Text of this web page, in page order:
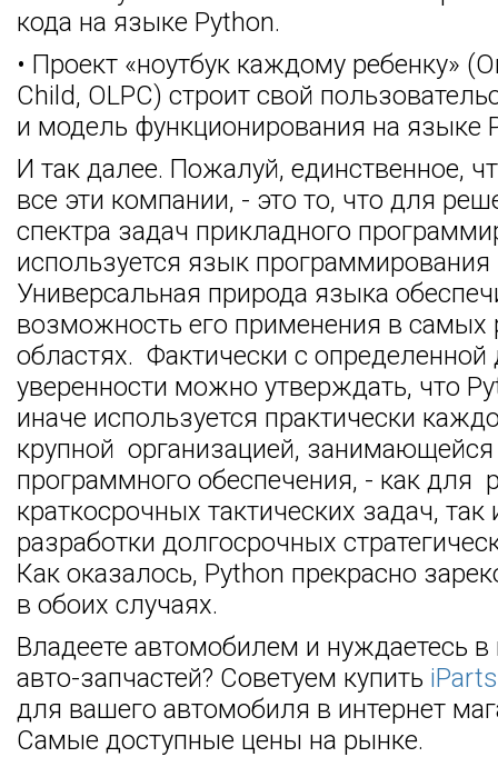
кода на языке Python.
• Проект «ноутбук каждому ребенку»
Child, OLPC) строит свой
и модель функционирования на языке
И так далее. Пожалуй, единственное,
все эти компании, - это то, что для
спектра задач прикладного
используется язык программирования
Универсальная природа языка
возможность его применения в самых
областях. Фактически с определенной
уверенности можно утверждать, что
иначе используется практически
крупной организацией, занимающейся
программного обеспечения, - как для
краткосрочных тактических задач, так
разработки долгосрочных
Как оказалось, Python прекрасно
в обоих случаях.
Владеете автомобилем и нуждаетесь в
авто-запчастей? Советуем купить
для вашего автомобиля в интернет
Самые доступные цены на рынке.